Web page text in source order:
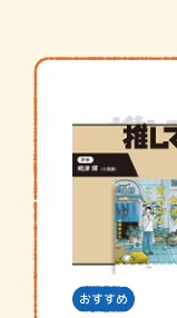
おすすめ